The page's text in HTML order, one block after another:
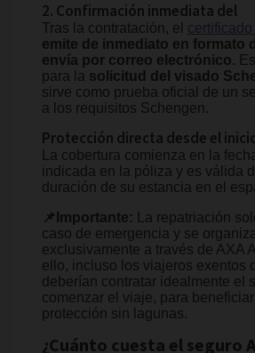
2. Confirmación inmediata del
Tras la contratación, el
emite de inmediato en formato
envía por correo electrónico.
para la solicitud del visado
sirve como prueba oficial de un
a los requisitos Schengen.
Protección directa desde el
La cobertura comienza en la
indicada en la póliza y es válida
duración de su estancia en el
📌Importante: La repatriación
caso de emergencia y se
exclusivamente a través de AXA
ello, incluso los viajeros exentos
deberían contratar idealmente el
comenzar el viaje, para
protección sin lagunas.
¿Cuánto cuesta el seguro